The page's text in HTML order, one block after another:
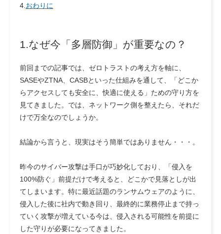
4. おわりに
1.なぜ今「多層防御」が重要なの？
前回までの記事では、ゼロトラストの考え方を軸に、
SASEやZTNA、CASBといった仕組みを通して、「どこか
らアクセスしても安全に、快適に使える」ための守り方を
見てきました。では、 ネットワーク側を整えたら、それだ
けで万全なのでしょうか。
結論から言うと、現実はそう簡単ではありません・・・。
昨今のサイバー攻撃は手口が巧妙化しており、「侵入を
100%防ぐ」前提だけで考えると、どこかで見落としが出
てしまいます。特に最近話題のランサムウェアのように、
侵入した後に社内で動き回り、最終的に業務停止まで持っ
ていく攻撃が増えている今は、侵入される可能性を前提に
した守りが必要になってきました。